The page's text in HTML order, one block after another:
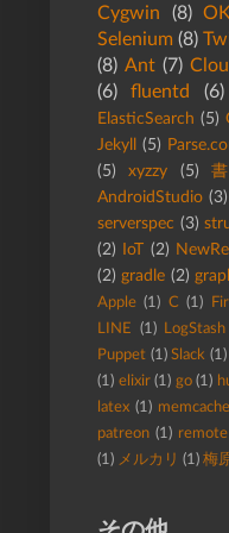
Cygwin (8)
Selenium (8)
(8) Ant (7)
(6)
fluentd (6)
ElasticSearch (5)
Jekyll
(5)
(5)
xyzzy (5)
AndroidStudio (3)
serverspec (3)
(2)
IoT (2)
(2) gradle (2)
Apple (1) C (1)
LINE
(1) LogStash
Puppet (1) Slack (1)
(1) elixir (1) go (1)
latex (1)
patreon (1) remote
(1) メルカリ (1) 梅